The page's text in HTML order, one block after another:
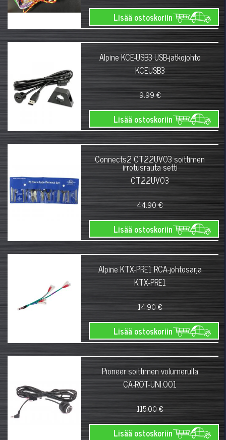
Lisää ostoskoriin
Alpine KCE-USB3 USB-jatkojohto
KCEUSB3
9.99 €
Lisää ostoskoriin
Connects2 CT22UV03 soittimen
irrotusrauta setti
CT22UV03
44.90 €
Lisää ostoskoriin
Alpine KTX-PRE1 RCA-johtosarja
KTX-PRE1
14.90 €
Lisää ostoskoriin
Pioneer soittimen volumerulla
CA-ROT-UNI.001
115.00 €
Lisää ostoskoriin